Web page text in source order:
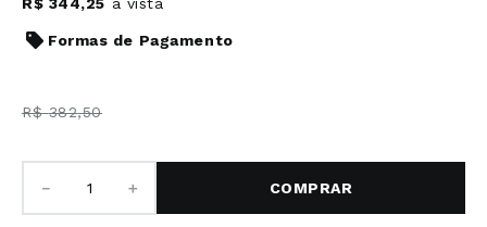
Formas de Pagamento
R$ 382,50
＋
－ COMPRAR